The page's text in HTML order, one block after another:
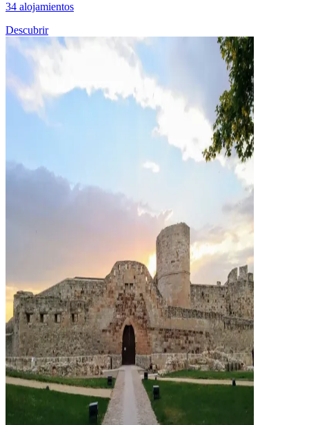
34 alojamientos
Descubrir